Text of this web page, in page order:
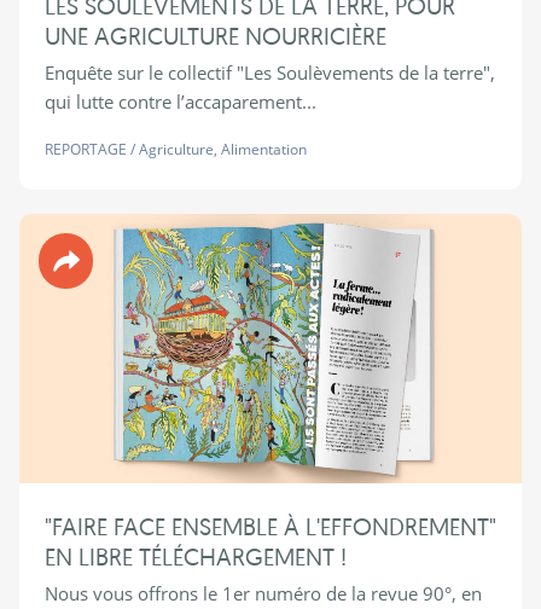
UNE AGRICULTURE NOURRICIÈRE
Enquête sur le collectif "Les Soulèvements de la terre",
qui lutte contre l’accaparement...
REPORTAGE /Agriculture, Alimentation
Revue 90°
"FAIRE FACE ENSEMBLE À L'EFFONDREMENT"
EN LIBRE TÉLÉCHARGEMENT !
Nous vous offrons le 1er numéro de la revue 90°, en